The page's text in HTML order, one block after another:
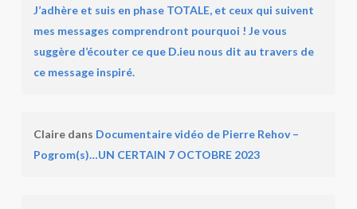
J’adhère et suis en phase TOTALE, et ceux qui suivent
mes messages comprendront pourquoi ! Je vous
suggère d’écouter ce que D.ieu nous dit au travers de
ce message inspiré.
Clairedans Documentaire vidéo de Pierre Rehov –
Pogrom(s)…UN CERTAIN 7 OCTOBRE 2023